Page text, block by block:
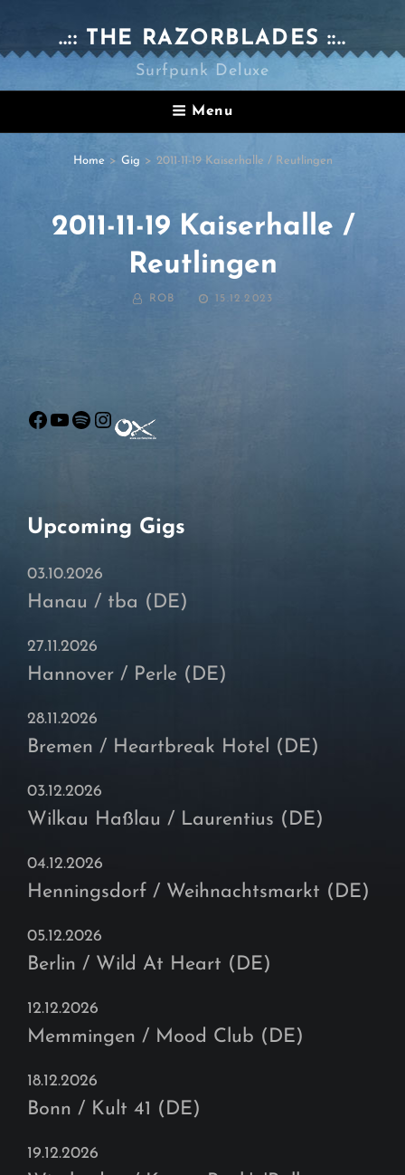
..:: THE RAZORBLADES ::..
Surfpunk Deluxe
Menu
Home > Gig > 2011-11-19 Kaiserhalle / Reutlingen
2011-11-19 Kaiserhalle /
Reutlingen
BY ROB
POSTED
15.12.2023
Facebook
YouTube
Spotify
Instagram
Upcoming Gigs
03.10.2026
Hanau / tba (DE)
27.11.2026
Hannover / Perle (DE)
28.11.2026
Bremen / Heartbreak Hotel (DE)
03.12.2026
Wilkau Haßlau / Laurentius (DE)
04.12.2026
Henningsdorf / Weihnachtsmarkt (DE)
05.12.2026
Berlin / Wild At Heart (DE)
12.12.2026
Memmingen / Mood Club (DE)
18.12.2026
Bonn / Kult 41 (DE)
19.12.2026